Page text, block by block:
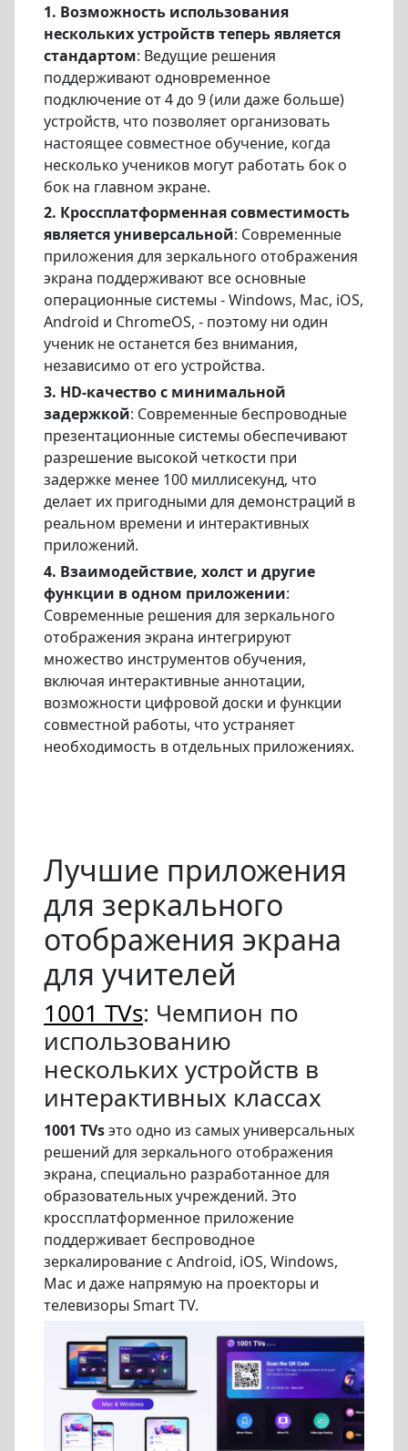
1. Возможность использования
нескольких устройств теперь является
стандартом: Ведущие решения
поддерживают одновременное
подключение от 4 до 9 (или даже больше)
устройств, что позволяет организовать
настоящее совместное обучение, когда
несколько учеников могут работать бок о
бок на главном экране.
2. Кроссплатформенная совместимость
является универсальной: Современные
приложения для зеркального отображения
экрана поддерживают все основные
операционные системы - Windows, Mac, iOS,
Android и ChromeOS, - поэтому ни один
ученик не останется без внимания,
независимо от его устройства.
3. HD-качество с минимальной
задержкой: Современные беспроводные
презентационные системы обеспечивают
разрешение высокой четкости при
задержке менее 100 миллисекунд, что
делает их пригодными для демонстраций в
реальном времени и интерактивных
приложений.
4. Взаимодействие, холст и другие
функции в одном приложении:
Современные решения для зеркального
отображения экрана интегрируют
множество инструментов обучения,
включая интерактивные аннотации,
возможности цифровой доски и функции
совместной работы, что устраняет
необходимость в отдельных приложениях.
Лучшие приложения
для зеркального
отображения экрана
для учителей
1001 TVs: Чемпион по
использованию
нескольких устройств в
интерактивных классах
1001 TVsэто одно из самых универсальных
решений для зеркального отображения
экрана, специально разработанное для
образовательных учреждений. Это
кроссплатформенное приложение
поддерживает беспроводное
зеркалирование с Android, iOS, Windows,
Mac и даже напрямую на проекторы и
телевизоры Smart TV.